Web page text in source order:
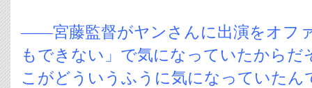
――宮藤監督がヤンさんに出演をオフ
もできない」で気になっていたからだ
こがどういうふうに気になっていたん